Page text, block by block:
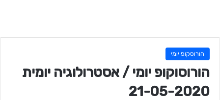
הורוסקופ יומי
הורוסוקופ יומי / אסטרולוגיה יומית
21-05-2020